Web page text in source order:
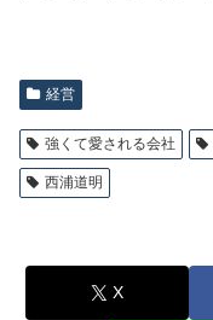
経営
強くて愛される会社
西浦道明
X